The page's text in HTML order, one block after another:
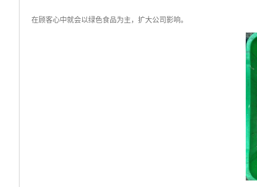
在顾客心中就会以绿色食品为主，扩大公司影响。